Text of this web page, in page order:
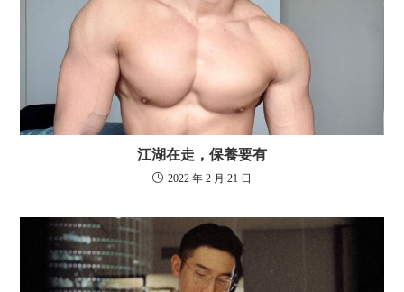
江湖在走，保養要有
2022 年 2 月 21 日